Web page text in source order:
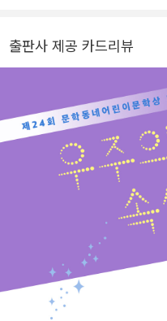
출판사 제공 카드리뷰